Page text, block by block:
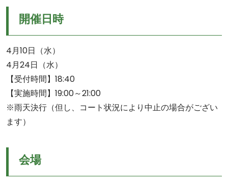
開催日時
4月10日（水）
4月24日（水）
【受付時間】18:40
【実施時間】19:00～21:00
※雨天決行（但し、コート状況により中止の場合がござい
ます）
会場